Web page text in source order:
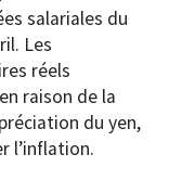
salariales du
Les
réels
raison de la
du yen,
l’inflation.